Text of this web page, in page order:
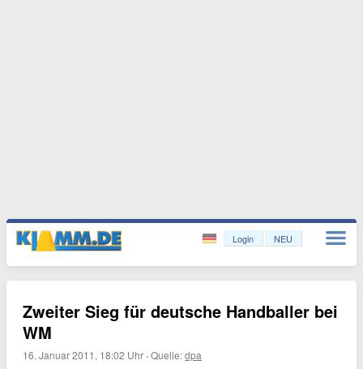
Login NEU
Zweiter Sieg für deutsche Handballer bei
WM
16. Januar 2011, 18:02 Uhr ·Quelle:dpa